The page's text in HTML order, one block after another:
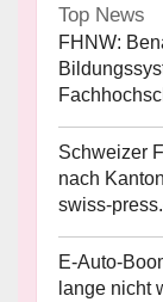
Top News
FHNW:
Schweizer
nach
swiss-
E-Auto-
lange nicht